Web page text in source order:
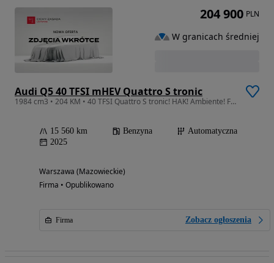
Audi Q5 40 TFSI mHEV Quattro S tronic
1984 cm3 • 204 KM • 40 TFSI Quattro S tronic! HAK! Ambiente! FV VAT 23%!
15 560 km Benzyna
Automatyczna
2025
Warszawa (Mazowieckie)
Firma • Opublikowano
Firma Zobacz ogłoszenia
204 900 PLN
W granicach średniej